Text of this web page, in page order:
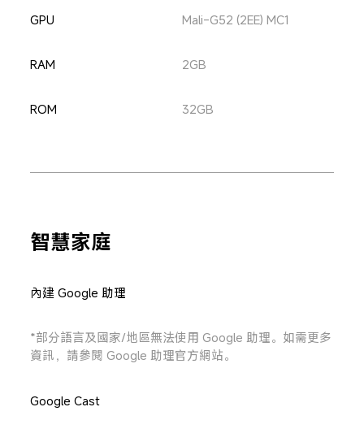
GPU Mali-G52 (2EE) MC1
RAM 2GB
ROM 32GB
智慧家庭
內建 Google 助理
*部分語言及國家/地區無法使用 Google 助理。如需更多
資訊，請參閱 Google 助理官方網站。
Google Cast